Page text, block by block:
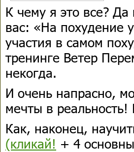
К чему я это все?
вас: «На похудение
участия в самом
тренинге Ветер
некогда.
И очень напрасно,
мечты в реальность!
Как, наконец,
(кликай! + 4